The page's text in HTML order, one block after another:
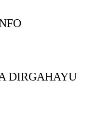
DIRGAHAYU